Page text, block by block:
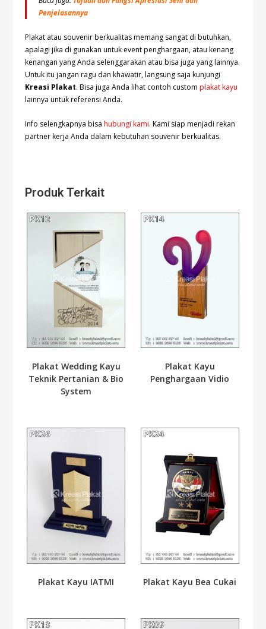
Penjelasannya
Plakat atau souvenir berkualitas memang sangat di butuhkan,
apalagi jika di gunakan untuk event penghargaan, atau kenang
kenangan yang Anda selenggarakan atau bisa juga yang lainnya.
Untuk itu jangan ragu dan khawatir, langsung saja kunjungi
Kreasi Plakat. Bisa juga Anda lihat contoh customplakat kayu
lainnya untuk referensi Anda.
Info selengkapnya bisahubungi kami. Kami siap menjadi rekan
partner kerja Anda dalam kebutuhan souvenir berkualitas.
Produk Terkait
Plakat Wedding Kayu
Teknik Pertanian & Bio
System
Plakat Kayu
Penghargaan Vidio
Plakat Kayu IATMI Plakat Kayu Bea Cukai